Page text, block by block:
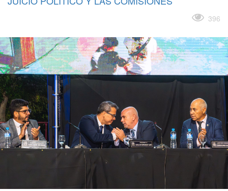
396